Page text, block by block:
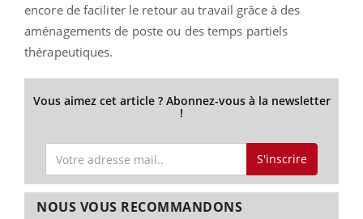
encore de faciliter le retour au travail grâce à des
aménagements de poste ou des temps partiels
thérapeutiques.
Vous aimez cet article ? Abonnez-vous à la newsletter
!
S'inscrire
NOUS VOUS RECOMMANDONS